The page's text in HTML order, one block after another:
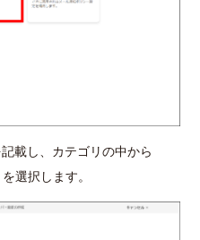
載し、カテゴリの中から
を選択します。